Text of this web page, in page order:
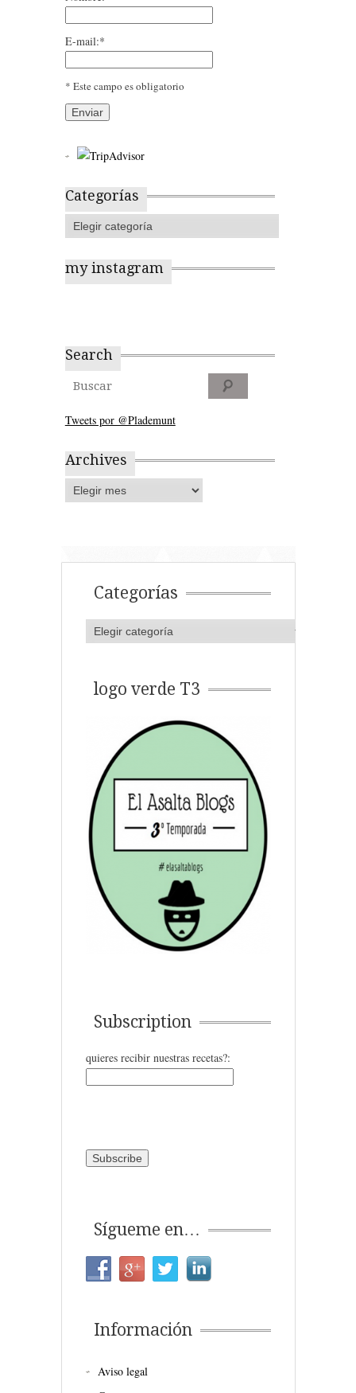
E-mail:*
* Este campo es obligatorio
Categorías
my instagram
Search
Tweets por @Plademunt
Archives
Categorías
logo verde T3
Subscription
quieres recibir nuestras recetas?:
Sígueme en…
Información
Aviso legal